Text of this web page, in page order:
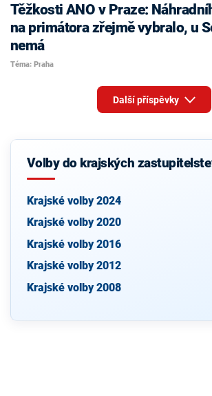
Těžkosti ANO v Praze:
na primátora zřejmě vybralo, u
nemá
Téma: Praha
Další příspěvky
Volby do krajských
Krajské volby 2024
Krajské volby 2020
Krajské volby 2016
Krajské volby 2012
Krajské volby 2008